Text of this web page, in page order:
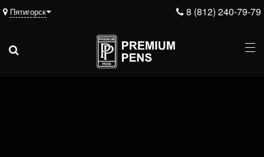
8 (812) 240-79-79
Пятигорск